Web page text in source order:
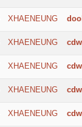
XHAENEUNG
XHAENEUNG
XHAENEUNG
XHAENEUNG
XHAENEUNG